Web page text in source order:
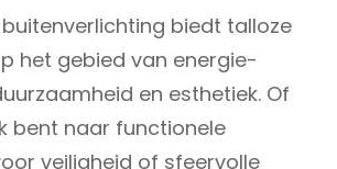
buitenverlichting biedt talloze
het gebied van energie-
en esthetiek. Of
bent naar functionele
veiligheid of sfeervolle